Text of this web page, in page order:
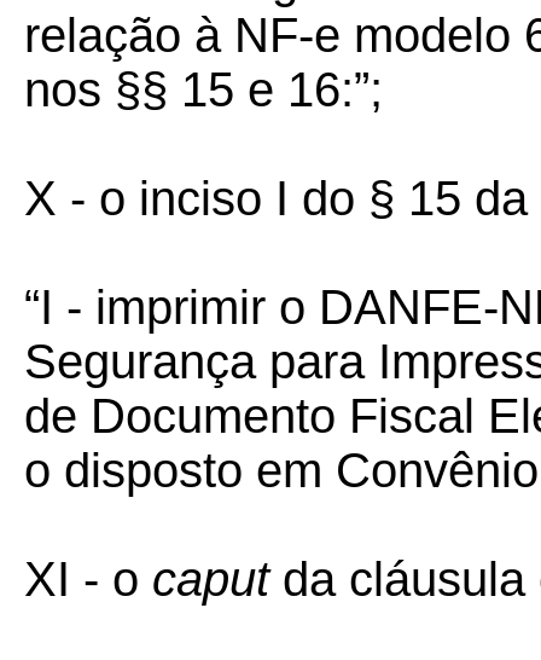
relação à NF-e modelo
nos §§ 15 e 16:”;
X - o inciso I do § 15
“I - imprimir o DANFE-
Segurança para
de Documento Fiscal
o disposto em
XI - o caputda cláusula